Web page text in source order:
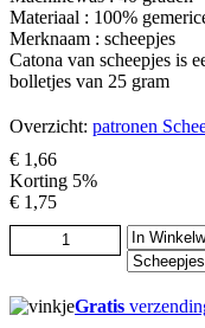
Materiaal : 100%
Merknaam : scheepjes
Catona van scheepjes is
bolletjes van 25 gram
Overzicht: patronen
€ 1,66
Korting 5%
€ 1,75
Gratis